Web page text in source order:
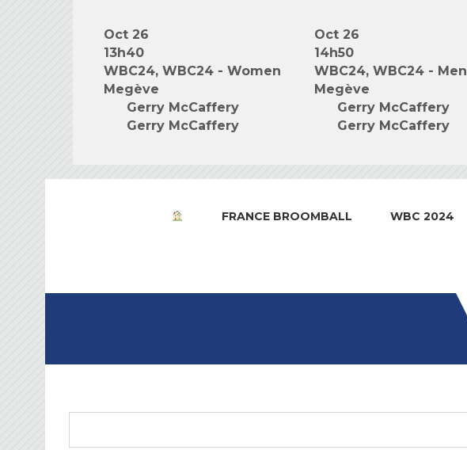
Oct 26
13h40
WBC24, WBC24 - Women
Megève
Gerry McCaffery
Gerry McCaffery
Oct 26
14h50
WBC24, WBC24 - Men
Megève
Gerry McCaffery
Gerry McCaffery
FRANCE BROOMBALL WBC 2024